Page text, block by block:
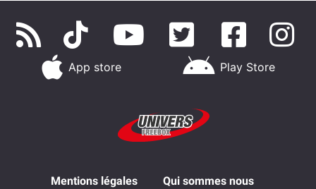
App store Play Store
Mentions légales Qui sommes nous